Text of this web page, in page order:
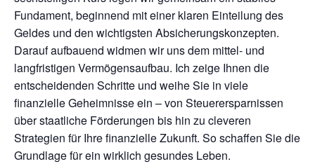
Fundament, beginnend mit einer klaren Einteilung des
Geldes und den wichtigsten Absicherungskonzepten.
Darauf aufbauend widmen wir uns dem mittel- und
langfristigen Vermögensaufbau. Ich zeige Ihnen die
entscheidenden Schritte und weihe Sie in viele
finanzielle Geheimnisse ein – von Steuerersparnissen
über staatliche Förderungen bis hin zu cleveren
Strategien für Ihre finanzielle Zukunft. So schaffen Sie die
Grundlage für ein wirklich gesundes Leben.